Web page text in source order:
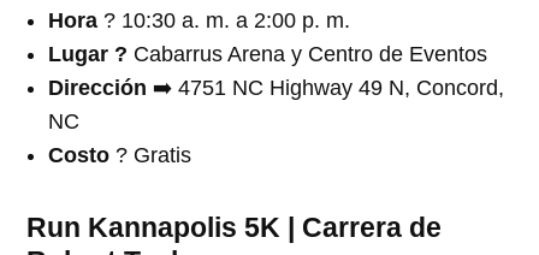
Hora? 10:30 a. m. a 2:00 p. m.
Lugar ? Cabarrus Arena y Centro de Eventos
Dirección ➡️ 4751 NC Highway 49 N, Concord,
NC
Costo ? Gratis
Run Kannapolis 5K | Carrera de